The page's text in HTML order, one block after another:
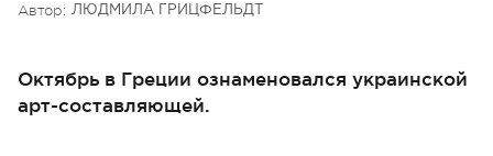
Автор: ЛЮДМИЛА ГРИЦФЕЛЬДТ
Октябрь в Греции ознаменовался украинской
арт-составляющей.